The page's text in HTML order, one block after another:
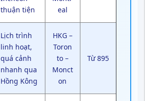
thuận tiện
eal
Lịch trình
linh hoạt,
quá cảnh
nhanh qua
Hồng Kông
HKG –
Toron
to –
Monct
on
Từ 895